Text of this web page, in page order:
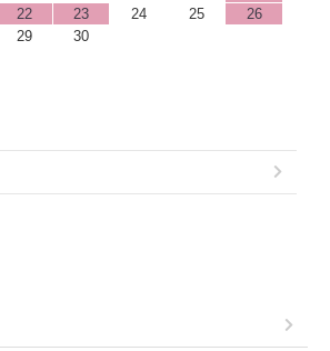
22 23 24 25
26
29 30